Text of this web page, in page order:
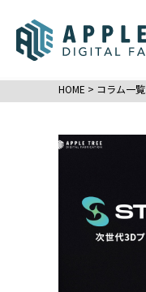
HOME > コラム一覧